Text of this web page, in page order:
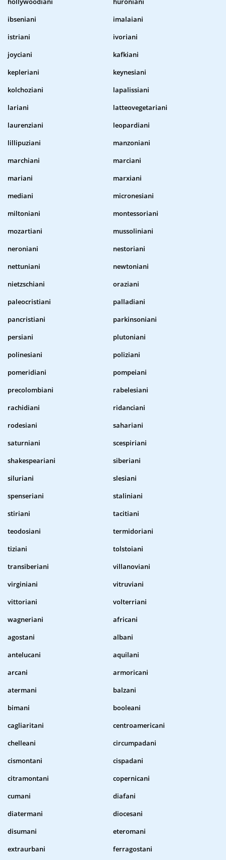
ibseniani
imalaiani
istriani
ivoriani
joyciani
kafkiani
kepleriani
keynesiani
kolchoziani
lapalissiani
lariani
latteovegetariani
laurenziani
leopardiani
lillipuziani
manzoniani
marchiani
marciani
mariani
marxiani
mediani
micronesiani
miltoniani
montessoriani
mozartiani
mussoliniani
neroniani
nestoriani
nettuniani
newtoniani
nietzschiani
oraziani
paleocristiani
palladiani
pancristiani
parkinsoniani
persiani
plutoniani
polinesiani
poliziani
pomeridiani
pompeiani
precolombiani
rabelesiani
rachidiani
ridanciani
rodesiani
sahariani
saturniani
scespiriani
shakespeariani
siberiani
siluriani
slesiani
spenseriani
staliniani
stiriani
tacitiani
teodosiani
termidoriani
tiziani
tolstoiani
transiberiani
villanoviani
virginiani
vitruviani
vittoriani
volterriani
wagneriani
africani
agostani
albani
antelucani
aquilani
arcani
armoricani
atermani
balzani
bimani
booleani
cagliaritani
centroamericani
chelleani
circumpadani
cismontani
cispadani
citramontani
copernicani
cumani
diafani
diatermani
diocesani
disumani
eteromani
extraurbani
ferragostani